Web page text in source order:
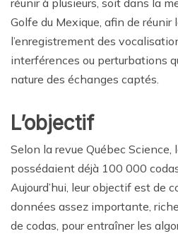
Golfe du Mexique, afin de
l’enregistrement des
interférences ou perturbations
nature des échanges captés.
L’objectif
Selon la revue Québec Science,
possédaient déjà 100 000
Aujourd’hui, leur objectif est de
données assez importante,
de codas, pour entraîner les